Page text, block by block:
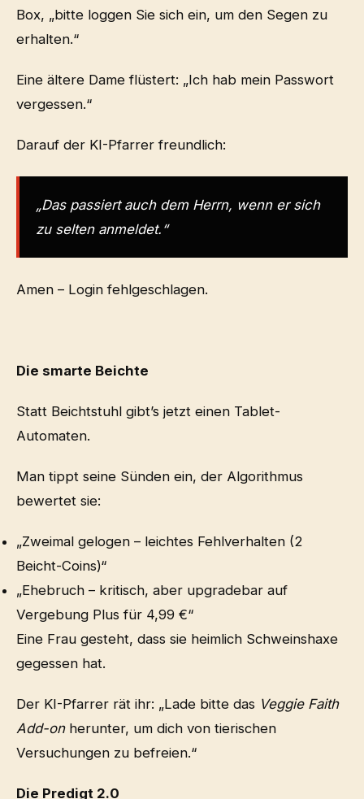
Box, „bitte loggen Sie sich ein, um den Segen zu
erhalten.“
Eine ältere Dame flüstert: „Ich hab mein Passwort
vergessen.“
Darauf der KI-Pfarrer freundlich:
„Das passiert auch dem Herrn, wenn er sich
zu selten anmeldet.“
Amen – Login fehlgeschlagen.
Die smarte Beichte
Statt Beichtstuhl gibt’s jetzt einen Tablet-
Automaten.
Man tippt seine Sünden ein, der Algorithmus
bewertet sie:
„Zweimal gelogen – leichtes Fehlverhalten (2
Beicht-Coins)“
„Ehebruch – kritisch, aber upgradebar auf
Vergebung Plus für 4,99 €“
Eine Frau gesteht, dass sie heimlich Schweinshaxe
gegessen hat.
Der KI-Pfarrer rät ihr: „Lade bitte das Veggie Faith
Add-onherunter, um dich von tierischen
Versuchungen zu befreien.“
Die Predigt 2.0